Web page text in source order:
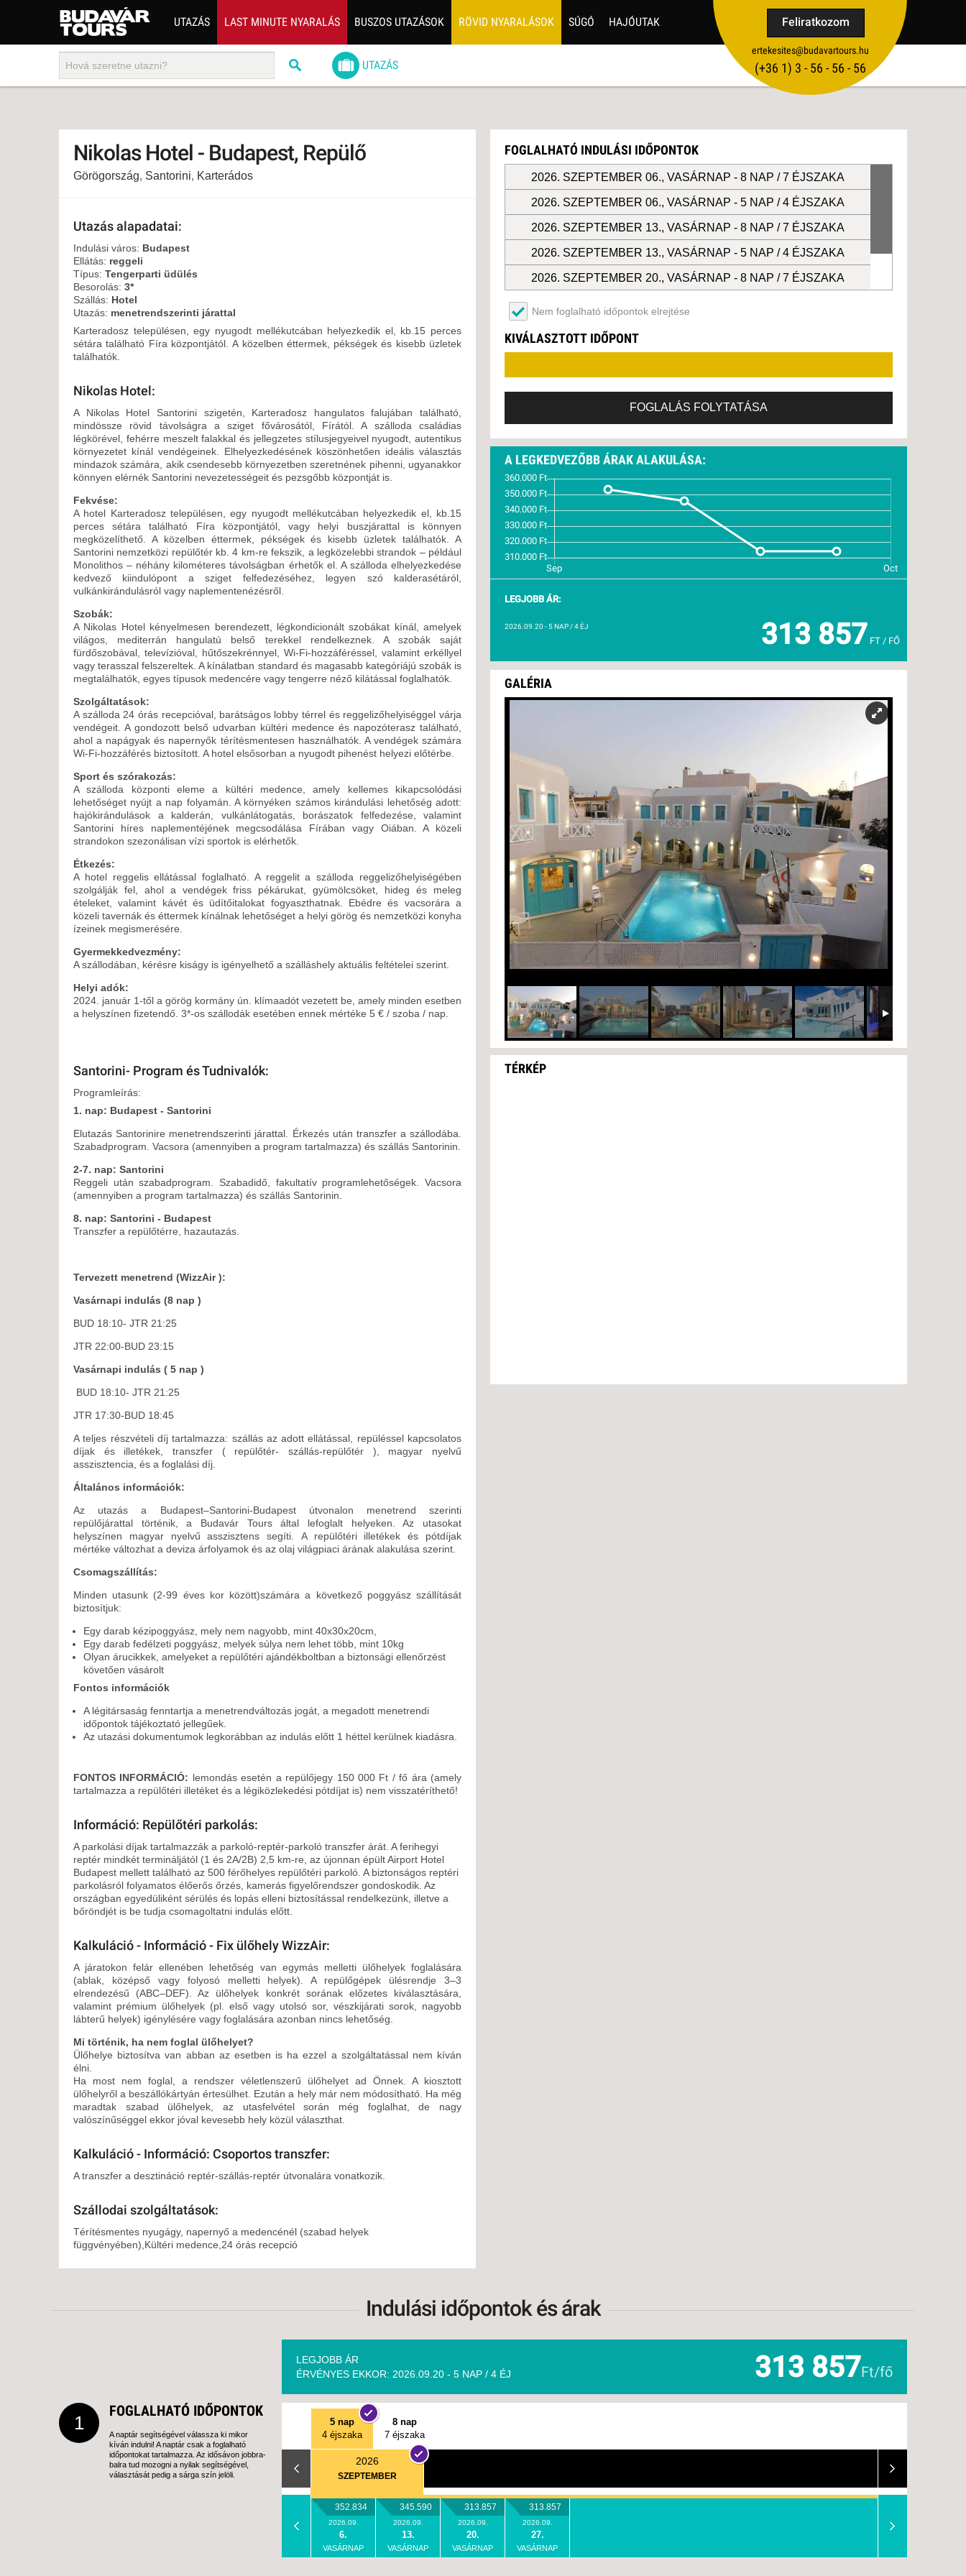
Feliratkozom
ertekesites@budavartours.hu
(+36­ 1) 3 - 56 - 56 - 56
UTAZÁS
BUSZOS UTAZÁSOK
KÖRUTAZÁS
KÖZVETLEN
TENGERPARTI
SZÁLLÁSOK
BUDAVÁR TOURS
UTAZÁSOK
LAST MINUTE NYARALÁS BUSZOS UTAZÁSOK RÖVID NYARALÁSOK SÚGÓ
TIPPEK
VISSZAJELZÉS KÜLDÉSE
HAJÓUTAK
UTAZÁS
Nikolas Hotel - Budapest, Repülő
Görögország, Santorini, Karterádos
GALÉRIA
A LEGKEDVEZŐBB ÁRAK ALAKULÁSA:
LEGJOBB ÁR:
2026.09.20 - 5 NAP / 4 ÉJ 313 857 FT / FŐ
FOGLALHATÓ INDULÁSI IDŐPONTOK
2026. SZEPTEMBER 06., VASÁRNAP - 8 NAP / 7 ÉJSZAKA
2026. SZEPTEMBER 06., VASÁRNAP - 5 NAP / 4 ÉJSZAKA
2026. SZEPTEMBER 13., VASÁRNAP - 8 NAP / 7 ÉJSZAKA
2026. SZEPTEMBER 13., VASÁRNAP - 5 NAP / 4 ÉJSZAKA
2026. SZEPTEMBER 20., VASÁRNAP - 8 NAP / 7 ÉJSZAKA
2026. SZEPTEMBER 27., VASÁRNAP -
Nem foglalható időpontok elrejtése
KIVÁLASZTOTT IDŐPONT
FOGLALÁS FOLYTATÁSA
Utazás alapadatai:
Indulási város: Budapest
Ellátás: reggeli
Típus: Tengerparti üdülés
Besorolás: 3*
Szállás: Hotel
Utazás: menetrendszerinti járattal
Karteradosz településen, egy nyugodt mellékutcában helyezkedik el, kb.15 perces
sétára található Fíra központjától.A közelben éttermek, pékségek és kisebb üzletek
találhatók.
Nikolas Hotel:
A Nikolas Hotel Santorini szigetén, Karteradosz hangulatos falujában található,
mindössze rövid távolságra a sziget fővárosától, Fírától. A szálloda családias
légkörével, fehérre meszelt falakkal és jellegzetes stílusjegyeivel nyugodt, autentikus
környezetet kínál vendégeinek. Elhelyezkedésének köszönhetően ideális választás
mindazok számára, akik csendesebb környezetben szeretnének pihenni, ugyanakkor
könnyen elérnék Santorini nevezetességeit és pezsgőbb központját is.
Fekvése:
A hotel Karteradosz településen, egy nyugodt mellékutcában helyezkedik el, kb.15
perces sétára található Fíra központjától, vagy helyi buszjárattal is könnyen
megközelíthető. A közelben éttermek, pékségek és kisebb üzletek találhatók. A
Santorini nemzetközi repülőtér kb. 4 km-re fekszik, a legközelebbi strandok – például
Monolithos – néhány kilométeres távolságban érhetők el. A szálloda elhelyezkedése
kedvező kiindulópont a sziget felfedezéséhez, legyen szó kalderasétáról,
vulkánkirándulásról vagy naplementenézésről.
Szobák:
A Nikolas Hotel kényelmesen berendezett, légkondicionált szobákat kínál, amelyek
világos, mediterrán hangulatú belső terekkel rendelkeznek. A szobák saját
fürdőszobával, televízióval, hűtőszekrénnyel, Wi-Fi-hozzáféréssel, valamint erkéllyel
vagy terasszal felszereltek. A kínálatban standard és magasabb kategóriájú szobák is
megtalálhatók, egyes típusok medencére vagy tengerre néző kilátással foglalhatók.
Szolgáltatások:
A szálloda 24 órás recepcióval, barátságos lobby térrel és reggelizőhelyiséggel várja
vendégeit. A gondozott belső udvarban kültéri medence és napozóterasz található,
ahol a napágyak és napernyők térítésmentesen használhatók. A vendégek számára
Wi-Fi-hozzáférés biztosított. A hotel elsősorban a nyugodt pihenést helyezi előtérbe.
Sport és szórakozás:
A szálloda központi eleme a kültéri medence, amely kellemes kikapcsolódási
lehetőséget nyújt a nap folyamán. A környéken számos kirándulási lehetőség adott:
hajókirándulások a kalderán, vulkánlátogatás, borászatok felfedezése, valamint
Santorini híres naplementéjének megcsodálása Fírában vagy Oiában. A közeli
strandokon szezonálisan vízi sportok is elérhetők.
Étkezés:
A hotel reggelis ellátással foglalható. A reggelit a szálloda reggelizőhelyiségében
szolgálják fel, ahol a vendégek friss pékárukat, gyümölcsöket, hideg és meleg
ételeket, valamint kávét és üdítőitalokat fogyaszthatnak. Ebédre és vacsorára a
közeli tavernák és éttermek kínálnak lehetőséget a helyi görög és nemzetközi konyha
ízeinek megismerésére.
Gyermekkedvezmény:
A szállodában, kérésre kiságy is igényelhető a szálláshely aktuális feltételei szerint.
Helyi adók:
2024. január 1-től a görög kormány ún. klímaadót vezetett be, amely minden esetben
a helyszínen fizetendő. 3*-os szállodák esetében ennek mértéke 5 € / szoba / nap.
Santorini- Program és Tudnivalók:
Programleírás:
1. nap: Budapest - Santorini
Elutazás Santorinire menetrendszerinti járattal. Érkezés után transzfer a szállodába.
Szabadprogram. Vacsora (amennyiben a program tartalmazza) és szállás Santorinin.
2-7. nap: Santorini
Reggeli után szabadprogram. Szabadidő, fakultatív programlehetőségek. Vacsora
(amennyiben a program tartalmazza) és szállás Santorinin.
8. nap: Santorini - Budapest
Transzfer a repülőtérre, hazautazás.
Tervezett menetrend (WizzAir ):
Vasárnapi indulás (8 nap )
BUD 18:10- JTR 21:25
JTR 22:00-BUD 23:15
Vasárnapi indulás ( 5 nap )
BUD 18:10- JTR 21:25
JTR 17:30-BUD 18:45
A teljes részvételi díj tartalmazza: szállás az adott ellátással, repüléssel kapcsolatos
díjak és illetékek, transzfer ( repülőtér- szállás-repülőtér ), magyar nyelvű
asszisztencia, és a foglalási díj.
Általános információk:
Az utazás a Budapest–Santorini-Budapest útvonalon menetrend szerinti
repülőjárattal történik, a Budavár Tours által lefoglalt helyeken. Az utasokat
helyszínen magyar nyelvű asszisztens segíti. A repülőtéri illetékek és pótdíjak
mértéke változhat a deviza árfolyamok és az olaj világpiaci árának alakulása szerint.
Csomagszállítás:
Minden utasunk (2-99 éves kor között)számára a következő poggyász szállítását
biztosítjuk:
Egy darab kézipoggyász, mely nem nagyobb, mint 40x30x20cm,
Egy darab fedélzeti poggyász, melyek súlya nem lehet több, mint 10kg
Olyan árucikkek, amelyeket a repülőtéri ajándékboltban a biztonsági ellenőrzést
követően vásárolt
Fontos információk
A légitársaság fenntartja a menetrendváltozás jogát, a megadott menetrendi
időpontok tájékoztató jellegűek.
Az utazási dokumentumok legkorábban az indulás előtt 1 héttel kerülnek kiadásra.
FONTOS INFORMÁCIÓ: lemondás esetén a repülőjegy 150 000 Ft / fő ára (amely
tartalmazza a repülőtéri illetéket és a légiközlekedési pótdíjat is) nem visszatéríthető!
Információ: Repülőtéri parkolás:
A parkolási díjak tartalmazzák a parkoló-reptér-parkoló transzfer árát. A ferihegyi
reptér mindkét termináljától (1 és 2A/2B) 2,5 km-re, az újonnan épült Airport Hotel
Budapest mellett található az 500 férőhelyes repülőtéri parkoló. A biztonságos reptéri
parkolásról folyamatos élőerős őrzés, kamerás figyelőrendszer gondoskodik. Az
országban egyedüliként sérülés és lopás elleni biztosítással rendelkezünk, illetve a
bőröndjét is be tudja csomagoltatni indulás előtt.
Kalkuláció - Információ - Fix ülőhely WizzAir:
A járatokon felár ellenében lehetőség van egymás melletti ülőhelyek foglalására
(ablak, középső vagy folyosó melletti helyek). A repülőgépek ülésrendje 3–3
elrendezésű (ABC–DEF). Az ülőhelyek konkrét sorának előzetes kiválasztására,
valamint prémium ülőhelyek (pl. első vagy utolsó sor, vészkijárati sorok, nagyobb
lábterű helyek) igénylésére vagy foglalására azonban nincs lehetőség.
Mi történik, ha nem foglal ülőhelyet?
Ülőhelye biztosítva van abban az esetben is ha ezzel a szolgáltatással nem kíván
élni.
Ha most nem foglal, a rendszer véletlenszerű ülőhelyet ad Önnek. A kiosztott
ülőhelyről a beszállókártyán értesülhet. Ezután a hely már nem módosítható. Ha még
maradtak szabad ülőhelyek, az utasfelvétel során még foglalhat, de nagy
valószínűséggel ekkor jóval kevesebb hely közül választhat.
Kalkuláció - Információ: Csoportos transzfer:
A transzfer a desztináció reptér-szállás-reptér útvonalára vonatkozik.
Szállodai szolgáltatások:
Térítésmentes nyugágy, napernyő a medencénél (szabad helyek
függvényében),Kültéri medence,24 órás recepció
TÉRKÉP
Indulási időpontok és árak
LEGJOBB ÁR
ÉRVÉNYES EKKOR: 2026.09.20 - 5 NAP / 4 ÉJ
313 857Ft/fő
1
FOGLALHATÓ IDŐPONTOK
A naptár segítségével válassza ki mikor
kíván indulni! A naptár csak a foglalható
időpontokat tartalmazza. Az idősávon jobbra-
balra tud mozogni a nyilak segítségével,
választását pedig a sárga szín jelöli.
5 nap
4 éjszaka
8 nap
7 éjszaka
2026
SZEPTEMBER
Slide Right
352.834
2026.09.
6.
VASÁRNAP
345.590
2026.09.
13.
VASÁRNAP
313.857
2026.09.
20.
VASÁRNAP
313.857
2026.09.
27.
VASÁRNAP